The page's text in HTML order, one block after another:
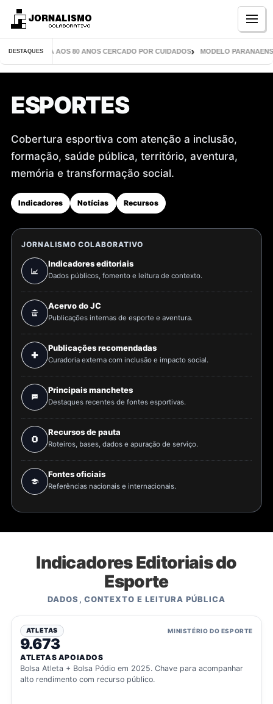
DESTAQUES
CHEGA AOS 80 ANOS CERCADO POR CUIDADOS MODELO PARANAENSE
ESPORTES
Cobertura esportiva com atenção a inclusão,
formação, saúde pública, território, aventura,
memória e transformação social.
Indicadores Notícias Recursos
JORNALISMO COLABORATIVO
Indicadores editoriais
Dados públicos, fomento e leitura de contexto.
Acervo do JC
Publicações internas de esporte e aventura.
Publicações recomendadas
Curadoria externa com inclusão e impacto social.
Principais manchetes
Destaques recentes de fontes esportivas.
Recursos de pauta
Roteiros, bases, dados e apuração de serviço.
Fontes oficiais
Referências nacionais e internacionais.
Indicadores Editoriais do
Esporte
DADOS, CONTEXTO E LEITURA PÚBLICA
ATLETAS MINISTÉRIO DO ESPORTE
9.673
ATLETAS APOIADOS
Bolsa Atleta + Bolsa Pódio em 2025. Chave para acompanhar
alto rendimento com recurso público.